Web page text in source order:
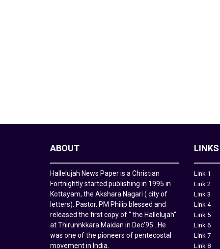
ABOUT
Hallelujah News Paper is a Christian
Fortnightly started publishing in 1995 in
Kottayam, the Akshara Nagari ( city of
letters). Pastor. PM Philip blessed and
released the first copy of “ the Hallelujah“
at Thirunnkkara Maidan in Dec’95 . He
was one of the pioneers of pentecostal
movement in India.
LINKS
Link 1
Link 2
Link 3
Link 4
Link 5
Link 6
Link 7
Link 8